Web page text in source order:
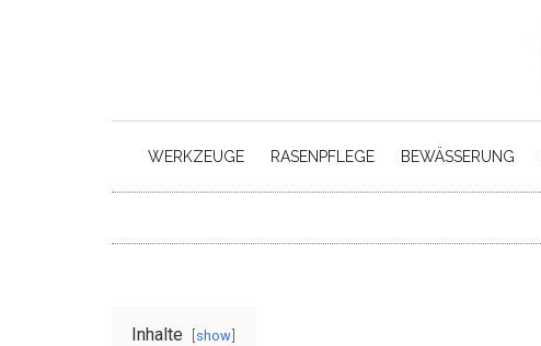
WERKZEUGE RASENPFLEGE BEWÄSSERUNG
Inhalte show